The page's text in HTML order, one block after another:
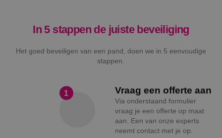
In 5 stappen de juiste beveiliging
Het goed beveiligen van een pand, doen we in 5 eenvoudige
stappen.
1 Vraag een offerte aan
Via onderstaand formulier
vraag je een offerte op maat
aan. Een van onze experts
neemt contact met je op.